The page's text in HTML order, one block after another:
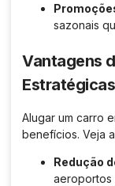
sazonais
Vantagens
Estratégicas
Alugar um carro
benefícios. Veja
Redução
aeroportos